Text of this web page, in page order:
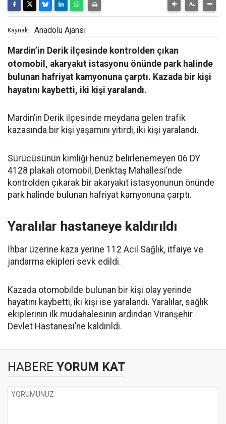
Kaynak: Anadolu Ajansı
Mardin’in Derik ilçesinde kontrolden çıkan
otomobil, akaryakıt istasyonu önünde park halinde
bulunan hafriyat kamyonuna çarptı. Kazada bir kişi
hayatını kaybetti, iki kişi yaralandı.
Mardin’in Derik ilçesinde meydana gelen trafik
kazasında bir kişi yaşamını yitirdi, iki kişi yaralandı.
Sürücüsünün kimliği henüz belirlenemeyen 06 DY
4128 plakalı otomobil, Denktaş Mahallesi’nde
kontrolden çıkarak bir akaryakıt istasyonunun önünde
park halinde bulunan hafriyat kamyonuna çarptı.
Yaralılar hastaneye kaldırıldı
İhbar üzerine kaza yerine 112 Acil Sağlık, itfaiye ve
jandarma ekipleri sevk edildi.
Kazada otomobilde bulunan bir kişi olay yerinde
hayatını kaybetti, iki kişi ise yaralandı. Yaralılar, sağlık
ekiplerinin ilk müdahalesinin ardından Viranşehir
Devlet Hastanesi’ne kaldırıldı.
HABERE YORUM KAT